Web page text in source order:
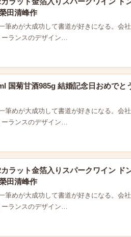
田清峰作
めが大成功して書道が好きになる。会
ーランスのデザイン…
国菊甘酒985g 結婚記念日おめでと
めが大成功して書道が好きになる。会
ーランスのデザイン…
ラット金箔入りスパークワイン ド
田清峰作
めが大成功して書道が好きになる。会
ーランスのデザイン…